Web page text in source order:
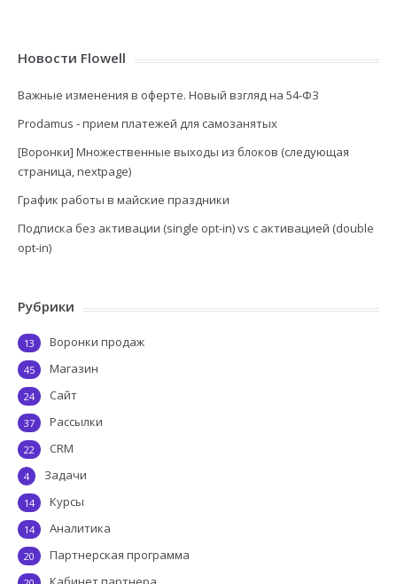
Новости Flowell
Важные изменения в оферте. Новый взгляд на 54-ФЗ
Prodamus - прием платежей для самозанятых
[Воронки] Множественные выходы из блоков (следующая
страница, nextpage)
График работы в майские праздники
Подписка без активации (single opt-in) vs с активацией (double
opt-in)
Рубрики
Воронки продаж
13
Магазин
45
Сайт
24
Рассылки
37
CRM
22
Задачи
4
Курсы
14
Аналитика
14
Партнерская программа
20